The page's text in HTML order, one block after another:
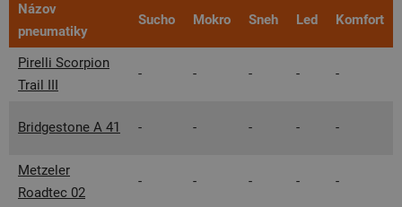
Názov
pneumatiky
Sucho Mokro Sneh Led Komfort
Pirelli Scorpion
Trail III
- - - - -
Bridgestone A 41 - - - - -
Metzeler
Roadtec 02
- - - - -